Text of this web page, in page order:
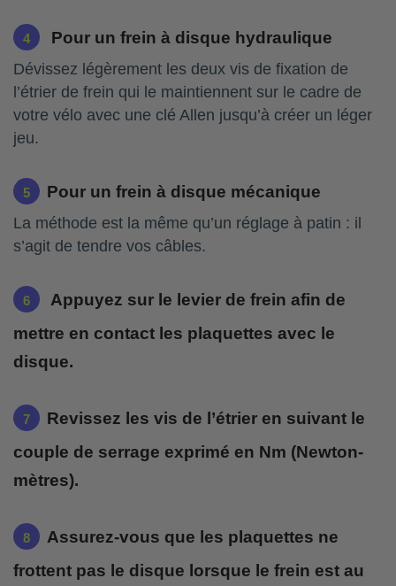
Pour un frein à disque hydraulique
Dévissez légèrement les deux vis de fixation de
l’étrier de frein qui le maintiennent sur le cadre de
votre vélo avec une clé Allen jusqu’à créer un léger
jeu.
Pour un frein à disque mécanique
La méthode est la même qu’un réglage à patin : il
s’agit de tendre vos câbles.
Appuyez sur le levier de frein afin de
mettre en contact les plaquettes avec le
disque.
Revissez les vis de l’étrier en suivant le
couple de serrage exprimé en Nm (Newton-
mètres).
Assurez-vous que les plaquettes ne
frottent pas le disque lorsque le frein est au